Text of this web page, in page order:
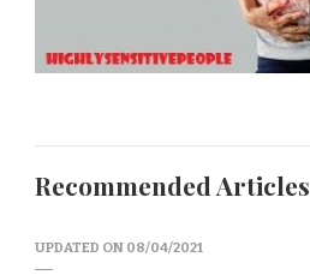
Recommended Articles
UPDATED ON 08/04/2021